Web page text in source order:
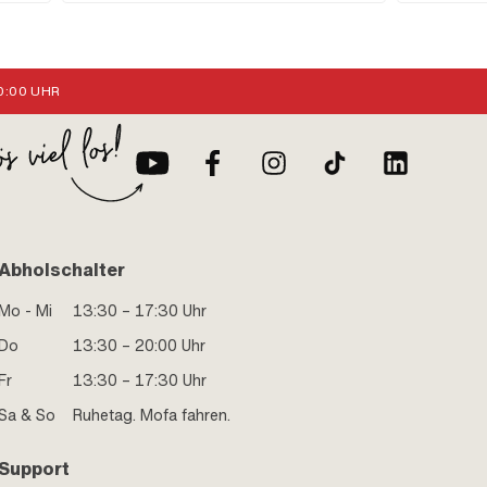
·
32
60 ·
UHR
- Mi
13:30 – 17:30 Uhr
13:30 – 20:00 Uhr
13:30 – 17:30 Uhr
& So
Ruhetag. Mofa fahren.